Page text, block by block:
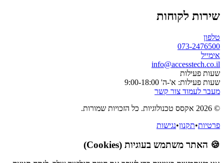
שירות לקוחות
טלפון
073-2476500
אימייל
info@accesstech.co.il
שעות פעילות
שעות פעילות: א'-ה' 9:00-18:00
מעבר לעמוד צור קשר
© 2026 אקסס טכנולוגיות. כל הזכויות שמורות.
פרטיות•תקנון•נגישות
🍪 האתר משתמש בעוגיות (Cookies)